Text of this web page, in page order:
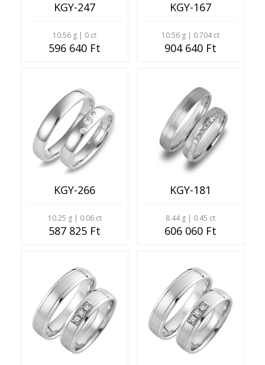
KGY-247
10.56 g | 0 ct
596 640 Ft
KGY-167
10.56 g | 0.704 ct
904 640 Ft
KGY-266
10.25 g | 0.06 ct
587 825 Ft
KGY-181
8.44 g | 0.45 ct
606 060 Ft